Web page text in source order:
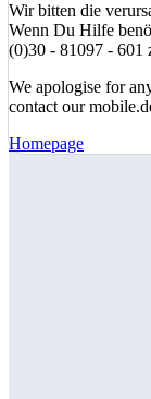
Wir bitten die
Wenn Du Hilfe
(0)30 - 81097 - 601
We apologise for
contact our
Homepage